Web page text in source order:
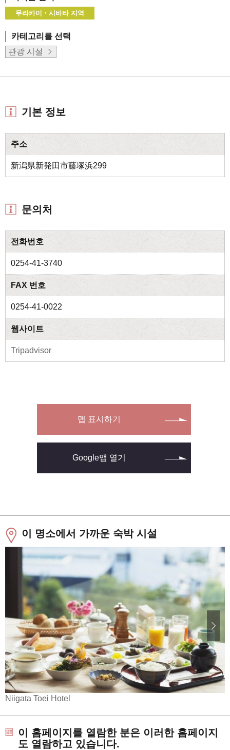
무라카미・시바타 지역
카테고리를 선택
관광 시설
기본 정보
주소
新潟県新発田市藤塚浜299
문의처
전화번호
0254-41-3740
FAX 번호
0254-41-0022
웹사이트
Tripadvisor
맵 표시하기
Google맵 열기
이 명소에서 가까운 숙박 시설
Niigata Toei Hotel
이 홈페이지를 열람한 분은 이러한 홈페이지
도 열람하고 있습니다.